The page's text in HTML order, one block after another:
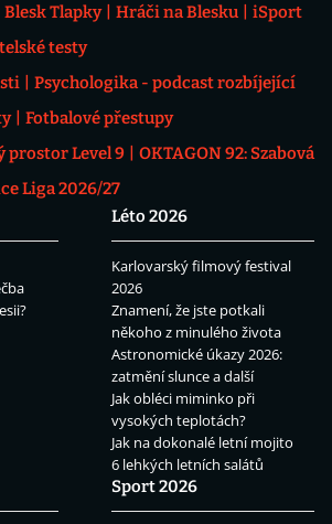
Blesk Tlapky Hráči na Blesku
iSport
testy
Psychologika - podcast rozbíjející
Fotbalové přestupy
prostor Level 9
OKTAGON 92: Szabová
Liga 2026/27
Léto 2026
Karlovarský filmový festival
2026
Znamení, že jste potkali
někoho z minulého života
Astronomické úkazy 2026:
zatmění slunce a další
Jak obléci miminko při
vysokých teplotách?
Jak na dokonalé letní mojito
6 lehkých letních salátů
Sport 2026